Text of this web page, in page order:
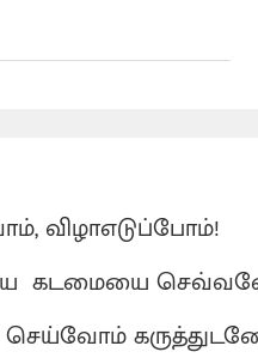
விழாஎடுப்போம்!
கடமையை